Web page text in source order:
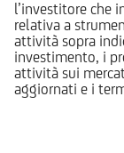
l’investitore che
relativa a
attività sopra
investimento, i
attività sui
aggiornati e i